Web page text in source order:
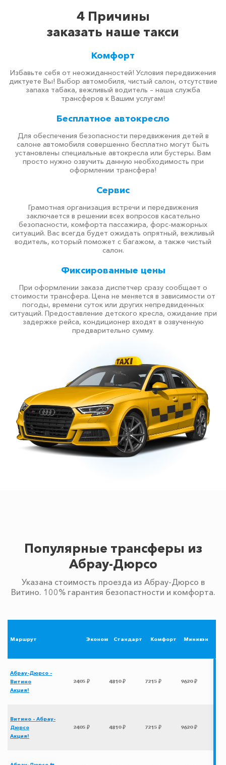
4 Причины
заказать наше такси
Комфорт
Избавьте себя от неожиданностей! Условия передвижения
диктуете Вы! Выбор автомобиля, чистый салон, отсутствие
запаха табака, вежливый водитель – наша служба
трансферов к Вашим услугам!
Бесплатное автокресло
Для обеспечения безопасности передвижения детей в
салоне автомобиля совершенно бесплатно могут быть
установлены специальные автокресла или бустеры. Вам
просто нужно озвучить данную необходимость при
оформлении трансфера!
Сервис
Грамотная организация встречи и передвижения
заключается в решении всех вопросов касательно
безопасности, комфорта пассажира, форс-мажорных
ситуаций. Вас всегда будет ожидать опрятный, вежливый
водитель, который поможет с багажом, а также чистый
салон.
Фиксированные цены
При оформлении заказа диспетчер сразу сообщает о
стоимости трансфера. Цена не меняется в зависимости от
погоды, времени суток или других непредвиденных
ситуаций. Предоставление детского кресла, ожидание при
задержке рейса, кондиционер входят в озвученную
предварительно сумму.
Популярные трансферы из
Абрау-Дюрсо
Указана стоимость проезда из Абрау-Дюрсо в
Витино. 100% гарантия безопастности и комфорта.
Маршрут Эконом Стандарт Комфорт Минивэн
Абрау-Дюрсо -
Витино
Акция!
2405 ₽ 4810 ₽ 7215 ₽ 9620 ₽
Витино - Абрау-
Дюрсо
Акция!
2405 ₽ 4810 ₽ 7215 ₽ 9620 ₽